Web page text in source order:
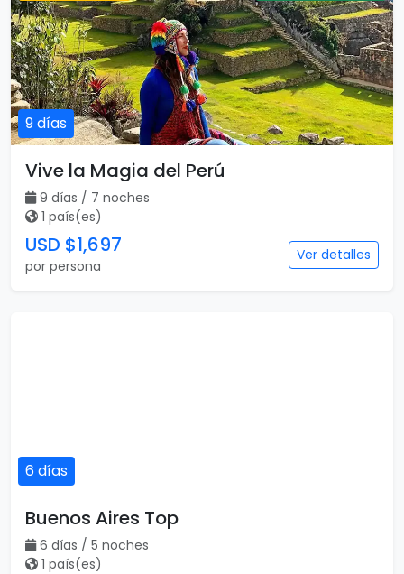
9 días
Vive la Magia del Perú
9 días / 7 noches
1 país(es)
USD $1,697
por persona
Ver detalles
6 días
Buenos Aires Top
6 días / 5 noches
1 país(es)